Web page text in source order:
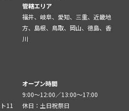
管轄エリア
福井、岐阜、愛知、三重、近畿地
方、島根、鳥取、岡山、徳島、香
川
11
オープン時間
9:00～12:00／13:00～17:00
休日：土日祝祭日